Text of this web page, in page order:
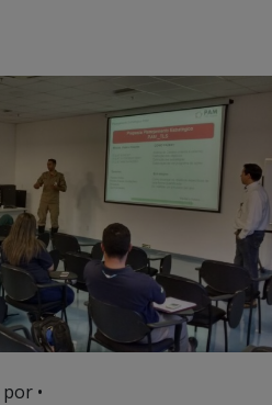
por •